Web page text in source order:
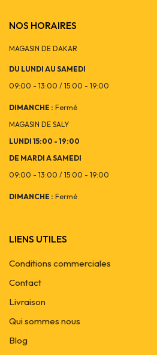
NOS HORAIRES
MAGASIN DE DAKAR
DU LUNDI AU SAMEDI
09:00 - 13:00 / 15:00 - 19:00
DIMANCHE : Fermé
MAGASIN DE SALY
LUNDI 15:00 - 19:00
DE MARDI A SAMEDI
09:00 - 13:00 / 15:00 - 19:00
DIMANCHE : Fermé
LIENS UTILES
Conditions commerciales
Contact
Livraison
Qui sommes nous
Blog